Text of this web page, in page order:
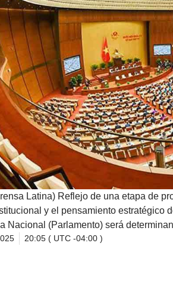
Latina) Reflejo de una etapa de
y el pensamiento estratégico
Nacional (Parlamento) será
20:05 ( UTC -04:00 )